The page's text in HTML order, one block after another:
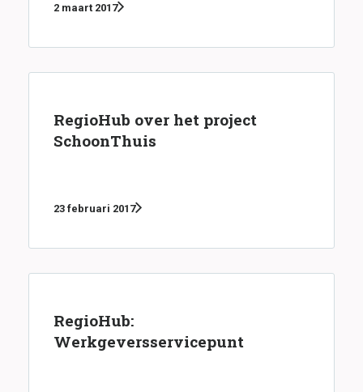
2 maart 2017
RegioHub over het project
SchoonThuis
23 februari 2017
RegioHub:
Werkgeversservicepunt